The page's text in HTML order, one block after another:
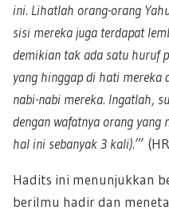
ini. Lihatlah orang-orang
sisi mereka juga terdapat
demikian tak ada satu huruf
yang hinggap di hati mereka
nabi-nabi mereka. Ingatlah,
dengan wafatnya orang
hal ini sebanyak 3 kali).’”
Hadits ini menunjukkan
berilmu hadir dan